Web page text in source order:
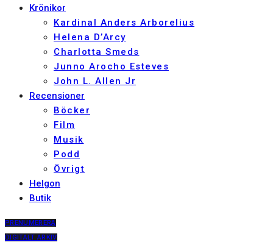
Krönikor
Kardinal Anders Arborelius
Helena D’Arcy
Charlotta Smeds
Junno Arocho Esteves
John L. Allen Jr
Recensioner
Böcker
Film
Musik
Podd
Övrigt
Helgon
Butik
PRENUMERERA
DIGITALT ARKIV